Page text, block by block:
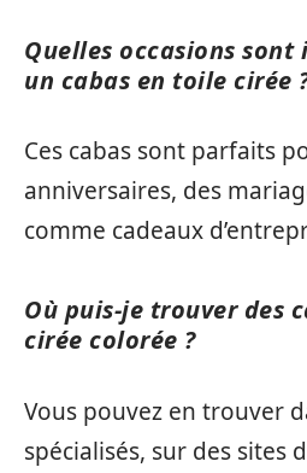
Quelles occasions
un cabas en toile cirée
Ces cabas sont parfaits
anniversaires, des
comme cadeaux
Où puis-je trouver des
cirée colorée ?
Vous pouvez en trouver
spécialisés, sur des sites